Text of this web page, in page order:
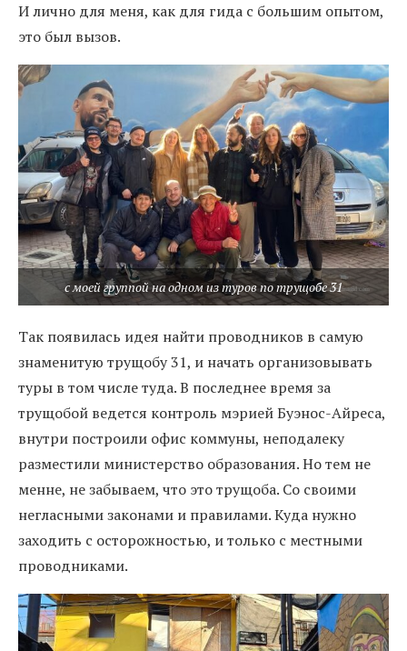
И лично для меня, как для гида с большим опытом,
это был вызов.
с моей группой на одном из туров по трущобе 31
Так появилась идея найти проводников в самую
знаменитую трущобу 31, и начать организовывать
туры в том числе туда. В последнее время за
трущобой ведется контроль мэрией Буэнос-Айреса,
внутри построили офис коммуны, неподалеку
разместили министерство образования. Но тем не
менне, не забываем, что это трущоба. Со своими
негласными законами и правилами. Куда нужно
заходить с осторожностью, и только с местными
проводниками.